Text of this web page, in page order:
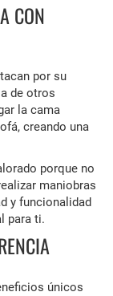
CON
por su
de otros
la cama
creando una
porque no
maniobras
y funcionalidad
para ti.
únicos